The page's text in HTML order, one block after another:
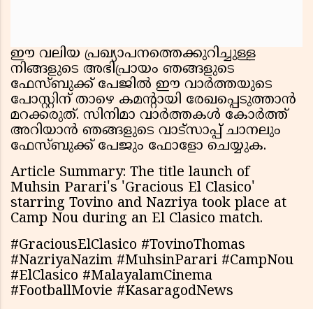
ഈ വലിയ പ്രഖ്യാപനത്തെക്കുറിച്ചുള്ള
നിങ്ങളുടെ അഭിപ്രായം ഞങ്ങളുടെ
ഫേസ്ബുക്ക് പേജിൽ ഈ വാർത്തയുടെ
പോസ്റ്റിന് താഴെ കമൻ്റായി രേഖപ്പെടുത്താൻ
മറക്കരുത്. സിനിമാ വാർത്തകൾ കോർത്ത്
അറിയാൻ ഞങ്ങളുടെ വാട്സാപ്പ് ചാനലും
ഫേസ്ബുക്ക് പേജും ഫോളോ ചെയ്യുക.
Article Summary: The title launch of
Muhsin Parari's 'Gracious El Clasico'
starring Tovino and Nazriya took place at
Camp Nou during an El Clasico match.
#GraciousElClasico #TovinoThomas
#NazriyaNazim #MuhsinParari #CampNou
#ElClasico #MalayalamCinema
#FootballMovie #KasaragodNews